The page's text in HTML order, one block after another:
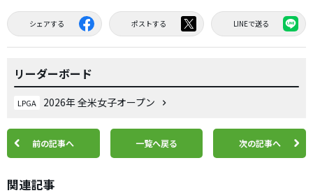
シェアする ポストする LINEで送る
リーダーボード
LPGA 2026年 全米女子オープン
前の記事へ 一覧へ戻る 次の記事へ
関連記事